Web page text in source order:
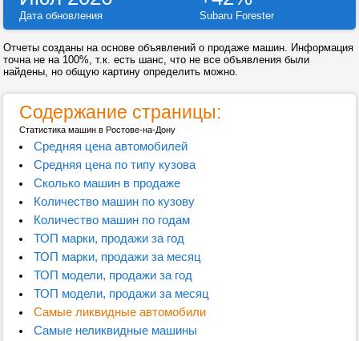
Дата обновления Subaru Forester
Отчеты созданы на основе объявлений о продаже машин. Информация
точна не на 100%, т.к. есть шанс, что не все объявления были
найдены, но общую картину определить можно.
Содержание страницы:
Статистика машин в Ростове-на-Дону
Средняя цена автомобилей
Средняя цена по типу кузова
Сколько машин в продаже
Количество машин по кузову
Количество машин по годам
ТОП марки, продажи за год
ТОП марки, продажи за месяц
ТОП модели, продажи за год
ТОП модели, продажи за месяц
Самые ликвидные автомобили
Самые неликвидные машины